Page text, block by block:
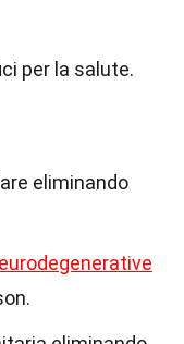
per la salute.
eliminando